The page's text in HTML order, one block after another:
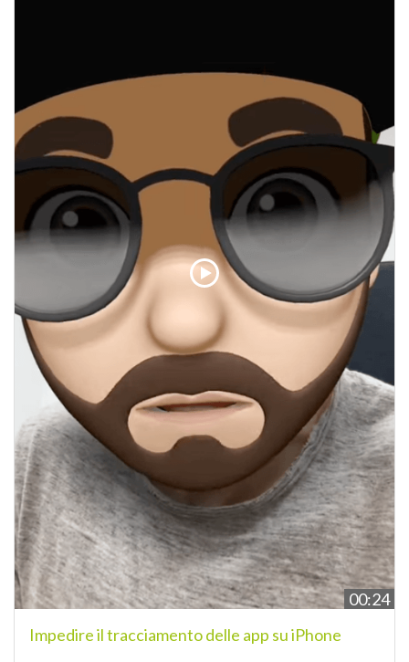
00:24
Impedire il tracciamento delle app su iPhone